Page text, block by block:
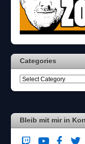
Categories
Bleib mit mir in